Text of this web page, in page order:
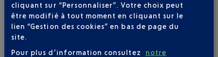
Soyez notifié(e) de
toutes les évolutions
pour ce vol
cliquant sur “Personnaliser”. Votre choix peut
être modifié à tout moment en cliquant sur le
lien “Gestion des cookies” en bas de page du
site.
Pour plus d’information consultez
notre